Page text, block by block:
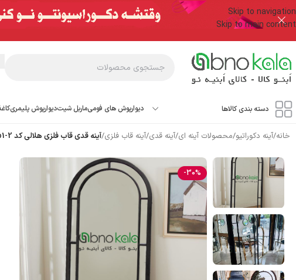
Skip to navigation
Skip to main content
دسته بندی کالاها دیوارپوش های فومیماربل شیتدیوارپوش پلیمری
خانه/آینه دکوراتیو/محصولات آینه ای/آینه قدی/آینه قاب فلزی/آینه قدی قاب فلزی هلالی کد ab1-2
-30%